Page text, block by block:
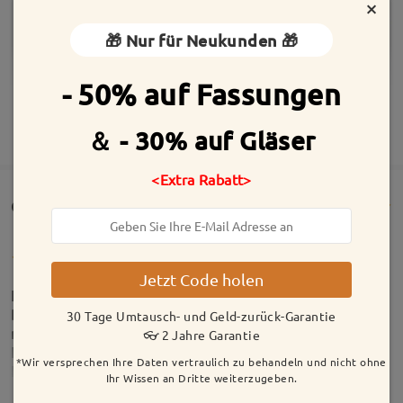
MEHR ANZEIGEN
Customer Reviews(129)
Ich bin wirklich begeistert von Firmoo! Meine erste
Bestellung war eine Gleitsichtbrille. Leider kam ich
mit dem Lesebereich nicht zurecht. Als ich den
Kundenservice kontaktierte, wurde mir aus reiner
Kulanz mitgeteilt, dass ich die Brille nicht
zurückschicken muss und sie sogar behalten darf –
×
🎁 Nur für Neukunden 🎁
- 50% auf Fassungen
＆ - 30% auf Gläser
<Extra Rabatt>
Jetzt Code holen
30 Tage Umtausch- und Geld-zurück-Garantie
👓 2 Jahre Garantie
*Wir versprechen Ihre Daten vertraulich zu behandeln und nicht ohne
Ihr Wissen an Dritte weiterzugeben.